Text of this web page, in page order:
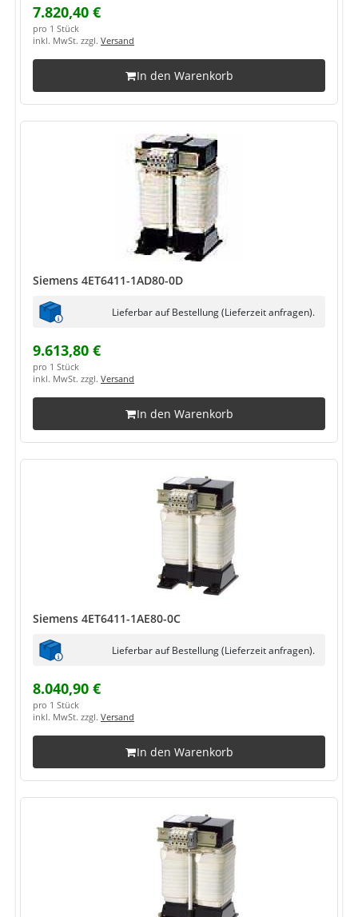
7.820,40 €
pro 1 Stück
inkl. MwSt. zzgl. Versand
In den Warenkorb
Siemens 4ET6411-1AD80-0D
Lieferbar auf Bestellung (Lieferzeit anfragen).
9.613,80 €
pro 1 Stück
inkl. MwSt. zzgl. Versand
In den Warenkorb
Siemens 4ET6411-1AE80-0C
Lieferbar auf Bestellung (Lieferzeit anfragen).
8.040,90 €
pro 1 Stück
inkl. MwSt. zzgl. Versand
In den Warenkorb